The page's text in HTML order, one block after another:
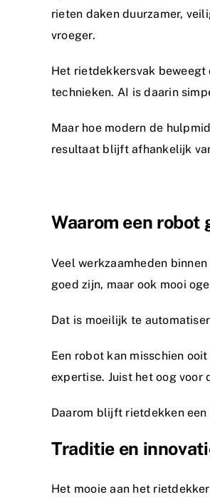
rieten daken duurzamer,
vroeger.
Het rietdekkersvak beweegt
technieken. AI is daarin
Maar hoe modern de
resultaat blijft afhankelijk
Waarom een
Veel werkzaamheden
goed zijn, maar ook mooi
Dat is moeilijk te
Een robot kan misschien
expertise. Juist het oog
Daarom blijft rietdekken
Traditie en
Het mooie aan het